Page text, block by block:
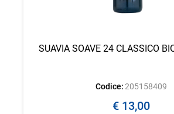
SUAVIA SOAVE 24 CLASSICO
Codice: 205158409
€ 13,00